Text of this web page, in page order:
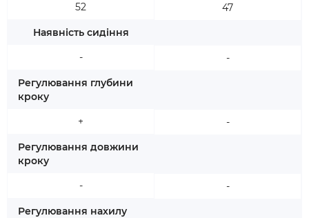
52
Наявність сидіння
-
Регулювання глубини
кроку
+
Регулювання довжини
кроку
-
Регулювання нахилу
47
-
-
-